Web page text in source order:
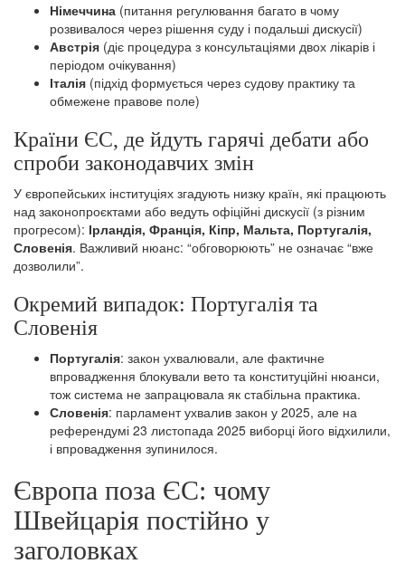
Німеччина (питання регулювання багато в чому
розвивалося через рішення суду і подальші дискусії)
Австрія (діє процедура з консультаціями двох лікарів і
періодом очікування)
Італія (підхід формується через судову практику та
обмежене правове поле)
Країни ЄС, де йдуть гарячі дебати або
спроби законодавчих змін
У європейських інституціях згадують низку країн, які працюють
над законопроєктами або ведуть офіційні дискусії (з різним
прогресом): Ірландія, Франція, Кіпр, Мальта, Португалія,
Словенія. Важливий нюанс: “обговорюють” не означає “вже
дозволили”.
Окремий випадок: Португалія та
Словенія
Португалія: закон ухвалювали, але фактичне
впровадження блокували вето та конституційні нюанси,
тож система не запрацювала як стабільна практика.
Словенія: парламент ухвалив закон у 2025, але на
референдумі 23 листопада 2025 виборці його відхилили,
і впровадження зупинилося.
Європа поза ЄС: чому
Швейцарія постійно у
заголовках